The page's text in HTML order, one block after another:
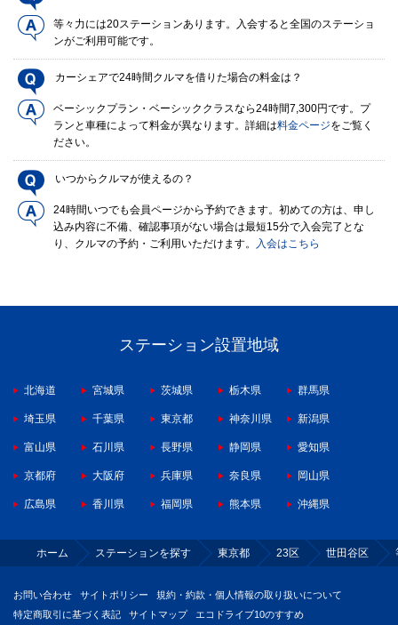
等々力には20ステーションあります。入会すると全国のステーショ
ンがご利用可能です。
カーシェアで24時間クルマを借りた場合の料金は？
ベーシックプラン・ベーシッククラスなら24時間7,300円です。プ
ランと車種によって料金が異なります。詳細は料金ページをご覧く
ださい。
いつからクルマが使えるの？
24時間いつでも会員ページから予約できます。初めての方は、申し
込み内容に不備、確認事項がない場合は最短15分で入会完了とな
り、クルマの予約・ご利用いただけます。
入会はこちら
ステーション設置地域
北海道 宮城県 茨城県 栃木県 群馬県
埼玉県 千葉県 東京都 神奈川県 新潟県
富山県 石川県 長野県 静岡県 愛知県
京都府 大阪府 兵庫県 奈良県 岡山県
広島県 香川県 福岡県 熊本県 沖縄県
ホーム ステーションを探す 東京都 23区 世田谷区
お問い合わせ サイトポリシー
規約・約款・個人情報の取り扱いについて
特定商取引に基づく表記
サイトマップ エコドライブ10のすすめ